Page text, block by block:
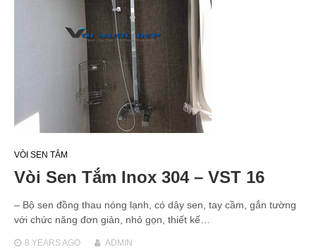
VÒI SEN TẮM
Vòi Sen Tắm Inox 304 – VST 16
– Bộ sen đồng thau nóng lạnh, có dây sen, tay cầm, gắn tường
với chức năng đơn giản, nhỏ gọn, thiết kế…
8 YEARSAGO ADMIN